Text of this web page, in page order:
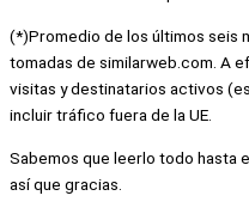
(*)Promedio de los últimos seis
tomadas de similarweb.com. A
visitas y destinatarios activos
incluir tráfico fuera de la UE.
Sabemos que leerlo todo hasta
así que gracias.